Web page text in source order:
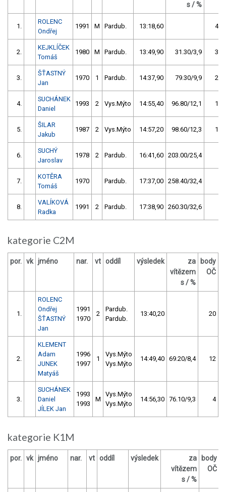
s / %
1.
ROLENC
Ondřej
1991 M Pardub. 13:18,60 40
2.
KEJKLÍČEK
Tomáš
1980 M Pardub. 13:49,90 31.30/3,9 32
3.
ŠŤASTNÝ
Jan
1970 1 Pardub. 14:37,90 79.30/9,9 24
4.
SUCHÁNEK
Daniel
1993 2 Vys.Mýto 14:55,40 96.80/12,1 16
5.
ŠILAR
Jakub
1987 2 Vys.Mýto 14:57,20 98.60/12,3 12
6.
SUCHÝ
Jaroslav
1978 2 Pardub. 16:41,60 203.00/25,4
7.
KOTĚRA
Tomáš
1970 Pardub. 17:37,00 258.40/32,4
8.
VALÍKOVÁ
Radka
1991 2 Pardub. 17:38,90 260.30/32,6
kategorie C2M
por. vk jméno nar. vt oddíl výsledek
za
vítězem
s / %
body
OČ
1.
ROLENC
Ondřej
ŠŤASTNÝ
Jan
1991
1970
2
Pardub.
Pardub.
13:40,20 20
2.
KLEMENT
Adam
JUNEK
Matyáš
1996
1997
1
Vys.Mýto
Vys.Mýto
14:49,40 69.20/8,4 12
3.
SUCHÁNEK
Daniel
JÍLEK Jan
1993
1993
M
Vys.Mýto
Vys.Mýto
14:56,30 76.10/9,3 4
kategorie K1M
por. vk jméno nar. vt oddíl výsledek
za
vítězem
s / %
body
OČ